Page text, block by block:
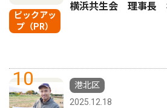
ピックアッ
プ（PR）
横浜共生会 理事長
10
港北区
2025.12.18